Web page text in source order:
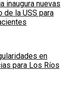
inaugura nuevas
la USS para
en
para Los Ríos